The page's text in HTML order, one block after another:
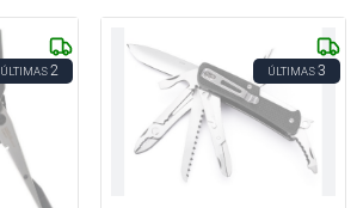
ÚLTIMAS2 ÚLTIMAS3